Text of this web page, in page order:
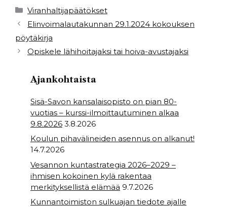
e
b
o
o
k
t
e
ts
A
p
Kategoriat
Viranhaltijapäätökset
Elinvoimalautakunnan 29.1.2024 kokouksen
pöytäkirja
Opiskele lähihoitajaksi tai hoiva-avustajaksi
Ajankohtaista
Sisä-Savon kansalaisopisto on pian 80-
vuotias – kurssi-ilmoittautuminen alkaa
9.8.2026 3.8.2026
Koulun pihavälineiden asennus on alkanut!
14.7.2026
Vesannon kuntastrategia 2026–2029 –
ihmisen kokoinen kylä rakentaa
merkityksellistä elämää 9.7.2026
Kunnantoimiston sulkuajan tiedote ajalle